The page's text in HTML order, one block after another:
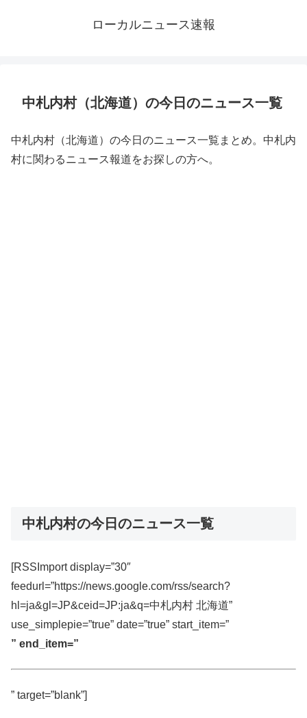
ローカルニュース速報
中札内村（北海道）の今日のニュース一覧
中札内村（北海道）の今日のニュース一覧まとめ。中札内
村に関わるニュース報道をお探しの方へ。
中札内村の今日のニュース一覧
[RSSImport display=”30″
feedurl=”https://news.google.com/rss/search?
hl=ja&gl=JP&ceid=JP:ja&q=中札内村 北海道”
use_simplepie=”true” date=”true” start_item=”
” end_item=”
” target=”blank”]